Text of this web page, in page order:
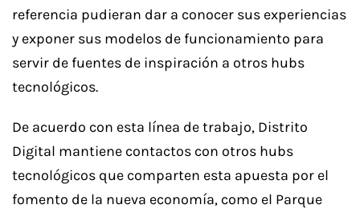
referencia pudieran dar a conocer sus experiencias
y exponer sus modelos de funcionamiento para
servir de fuentes de inspiración a otros hubs
tecnológicos.
De acuerdo con esta línea de trabajo, Distrito
Digital mantiene contactos con otros hubs
tecnológicos que comparten esta apuesta por el
fomento de la nueva economía, como el Parque